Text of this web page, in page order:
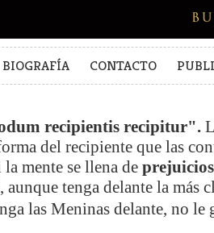
BIOGRAFÍA CONTACTO
recipientis recipitur".
del recipiente que las
mente se llena de prejuicios
aunque tenga delante la más
las Meninas delante, no le